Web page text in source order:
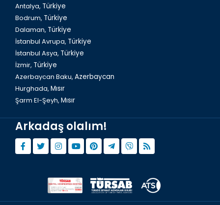
Antalya, Türkiye
Bodrum, Türkiye
Dalaman, Türkiye
İstanbul Avrupa, Türkiye
İstanbul Asya, Türkiye
İzmir, Türkiye
Azerbaycan Baku, Azerbaycan
Hurghada, Mısır
Şarm El-Şeyh, Mısır
Arkadaş olalım!